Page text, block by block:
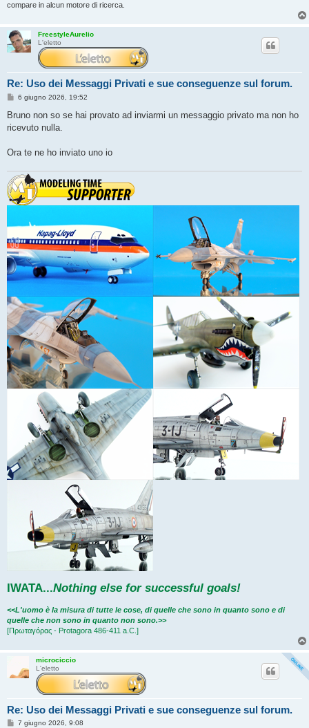
compare in alcun motore di ricerca.
FreestyleAurelio
L'eletto
Re: Uso dei Messaggi Privati e sue conseguenze sul forum.
M
s
a
i
6 giugno 2026, 19:52
Bruno non so se hai provato ad inviarmi un messaggio privato ma non ho
ricevuto nulla.
Ora te ne ho inviato uno io
IWATA...Nothing else for successful goals!
<<L'uomo è la misura di tutte le cose, di quelle che sono in quanto sono e di
quelle che non sono in quanto non sono.>>
[Πρωταγόρας - Protagora 486-411 a.C.]
microciccio
L'eletto
Re: Uso dei Messaggi Privati e sue conseguenze sul forum.
M7 giugno 2026, 9:08